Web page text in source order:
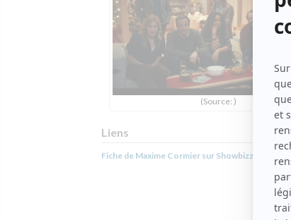
(Source: )
Liens
Fiche de Maxime Cormier sur Showbizz.net